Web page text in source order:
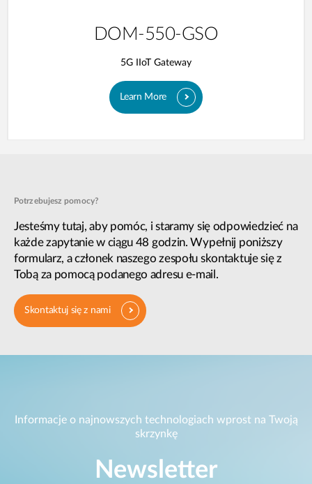
DOM-550-GSO
5G IIoT Gateway
Learn More
Potrzebujesz pomocy?
Jesteśmy tutaj, aby pomóc, i staramy się odpowiedzieć na
każde zapytanie w ciągu 48 godzin. Wypełnij poniższy
formularz, a członek naszego zespołu skontaktuje się z
Tobą za pomocą podanego adresu e-mail.
Skontaktuj się z nami
Informacje o najnowszych technologiach wprost na Twoją
skrzynkę
Newsletter